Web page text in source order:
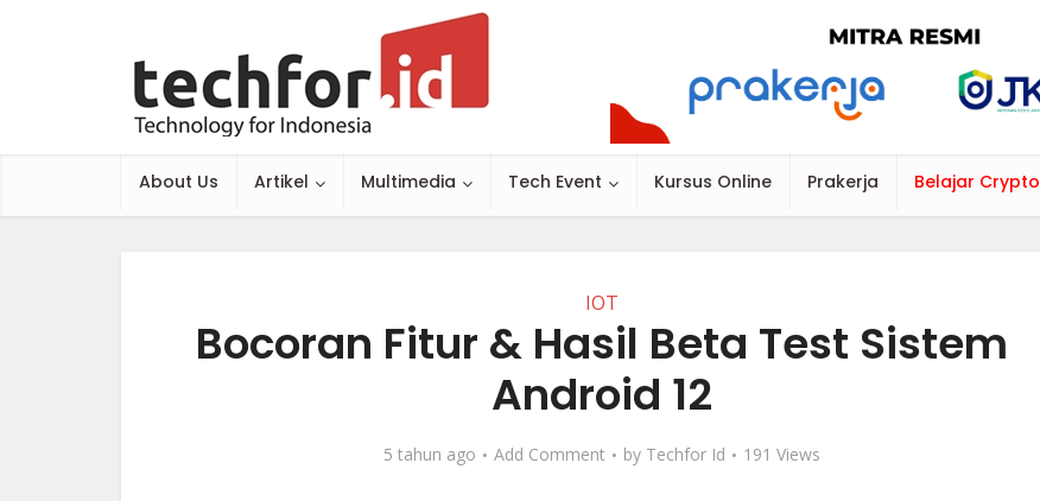
About Us Artikel Multimedia Tech Event Kursus Online Prakerja Belajar Crypto
IOT
Bocoran Fitur & Hasil Beta Test Sistem
Android 12
5 tahun ago Add Comment by Techfor Id 191 Views